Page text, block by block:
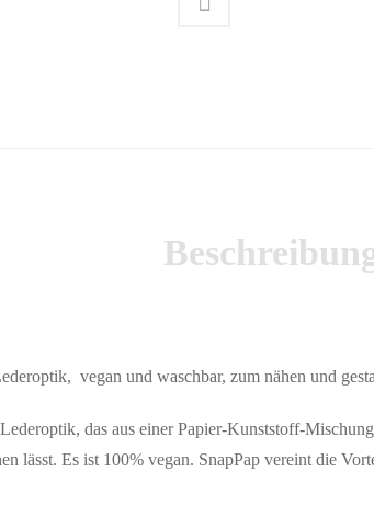
vegan und waschbar, zum nähen und
das aus einer Papier-Kunststoff-
lässt. Es ist 100% vegan. SnapPap vereint die